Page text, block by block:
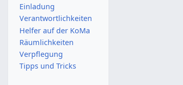
Einladung
Verantwortlichkeiten
Helfer auf der KoMa
Räumlichkeiten
Verpflegung
Tipps und Tricks